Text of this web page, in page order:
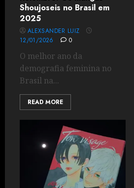
Shoujoseis no Brasil em
2025
ALEXSANDER LUIZ
12/01/2026
0
O melhor ano da
demografia feminina no
Brasil na...
READ MORE